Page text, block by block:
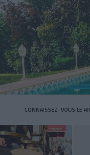
CONNAISSEZ-VOUS LE